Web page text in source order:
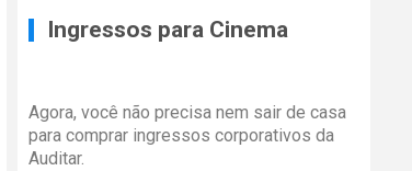
Ingressos para Cinema
Agora, você não precisa nem sair de casa
para comprar ingressos corporativos da
Auditar.